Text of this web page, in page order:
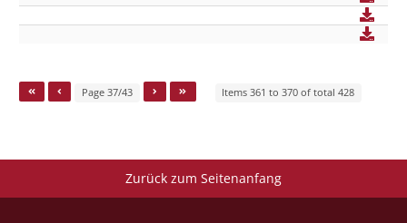
Page 37/43 Items 361 to 370 of total 428
Zurück zum Seitenanfang